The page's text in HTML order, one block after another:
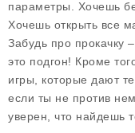
параметры. Хочешь
Хочешь открыть все
Забудь про прокачку
это подгон! Кроме
игры, которые дают
если ты не против
уверен, что найдешь